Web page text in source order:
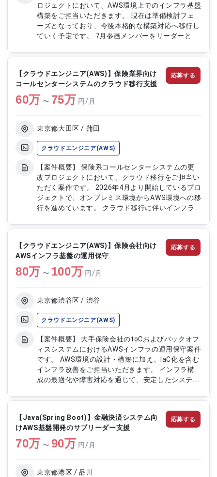
ロジェクトにおいて、AWS環境上でのインフラ基盤
構築をご担当いただきます。 現在は準備検討フェ
ーズとなっており、今後本格的な構築対応へ移行し
ていく予定です。 7月参画メンバーをリーダーと
ム推進にも携わっていただきます。 AWSを中心と
したインフラ構築に加え、チームマネジメント要素
も含まれる案件となります。 【作業内容】 ・AWS
環境上でのインフラ基盤構築 ・Webプラットフォ
ーム新規構築に伴う設計支援 ・準備検討フェーズ
における技術検討対応 ・参画メンバーのコントロ
計支援
【クラウドエンジニア(AWS)】保険業界向け
コールセンターシステムのクラウド移行支援
60万 〜 75万 円/月
東京都大田区 / 蒲田
クラウドエンジニア(AWS)
【案件概要】 保険系コールセンターシステムの更
改プロジェクトにおいて、クラウド移行をご担当い
ただく案件です。 2026年4月より開始しているプロ
ジェクトで、オンプレミス環境からAWS環境への移
行を進めています。 クラウド移行に伴いインフラ
構築を担当いただきます。 AWS各種サービスを活
用した監視設計から構築、テストまで幅広く携わっ
ていただきます。 【作業内容】 ・AWS監視系サー
ビスの設計、構築、テストおよび手順書作成を行い
ます ・CloudWatch Logs、Data Firehose、S3を
用いたログ保管基盤を構築します ・Lambda、
ート通知機能を実装します ・CloudWatchによるメ
EventBridgeやCloudWatch Syntheticsを用いたイ
ベント監視およびサービス監視を実施します
応募する
【クラウドエンジニア(AWS)】保険会社向け
AWSインフラ基盤の運用保守
80万 〜 100万 円/月
東京都渋谷区 / 渋谷
クラウドエンジニア(AWS)
【案件概要】 大手保険会社のtoCおよびバックオフ
ィスシステムにおけるAWSインフラの運用保守案件
です。 AWS環境の設計・構築に加え、IaC化を含む
インフラ改善をご担当いただきます。 インフラ構
成の最適化や障害対応を通じて、安定したシステム
施策の立案やアーキテクチャ設計にも参画いただく
守および改善を実施します ・AWS環境の設計およ
び構築を担当します ・IaC化を含むインフラ整備を
推進します ・インフラ構成の最適化および改善提
案を行います ・障害発生時の原因調査および復旧
応募する
【Java(Spring Boot)】金融決済システム向
けAWS基盤開発のサブリーダー支援
70万 〜 90万 円/月
東京都港区 / 品川
応募する